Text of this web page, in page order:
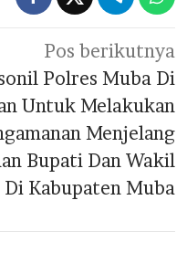
Pos berikutnya
Polres Muba Di
Untuk Melakukan
Menjelang
Bupati Dan Wakil
Kabupaten Muba